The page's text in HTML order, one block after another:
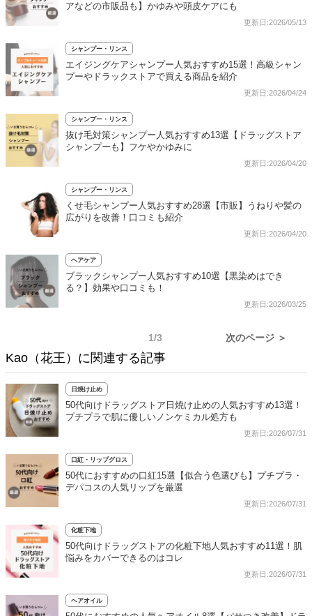
アなどの市販品も】かゆみや頭皮ケアにも
更新日:2026/05/13
シャンプー・リンス
エイジングケアシャンプー人気おすすめ15選！高級シャン
プーやドラックストアで買える商品を紹介
更新日:2026/04/24
シャンプー・リンス
抜け毛対策シャンプー人気おすすめ13選【ドラッグストア
シャンプーも】フケやかゆみに
更新日:2026/04/20
シャンプー・リンス
くせ毛シャンプー人気おすすめ28選【市販】うねりや髪の
広がりを改善！口コミも紹介
更新日:2026/04/20
ヘアケア
ブラックシャンプー人気おすすめ10選【黒染めはでき
る？】効果や口コミも！
更新日:2026/03/25
1/3 次のページ ＞
Kao（花王）に関連する記事
日焼け止め
50代向けドラッグストア日焼け止めの人気おすすめ13選！
プチプラで肌に優しいノンケミカル処方も
更新日:2026/07/31
口紅・リップグロス
50代におすすめの口紅15選【似合う色選びも】プチプラ・
デパコスの人気リップを厳選
更新日:2026/07/31
化粧下地
50代向けドラッグストアの化粧下地人気おすすめ11選！肌
悩みをカバーできるのはコレ
更新日:2026/07/31
ヘアオイル